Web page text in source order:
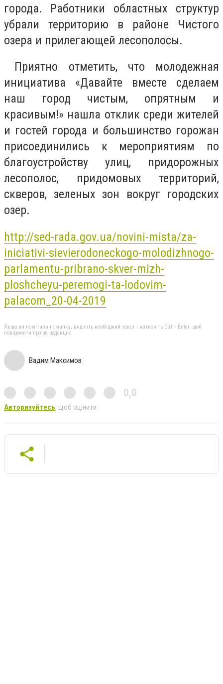
города. Работники областных структур
убрали территорию в районе Чистого
озера и прилегающей лесополосы.
Приятно отметить, что молодежная
инициатива «Давайте вместе сделаем
наш город чистым, опрятным и
красивым!» нашла отклик среди жителей
и гостей города и большинство горожан
присоединились к мероприятиям по
благоустройству улиц, придорожных
лесополос, придомовых территорий,
скверов, зеленых зон вокруг городских
озер.
http://sed-rada.gov.ua/novini-mista/za-
iniciativi-sievierodoneckogo-molodizhnogo-
parlamentu-pribrano-skver-mizh-
ploshcheyu-peremogi-ta-lodovim-
palacom_20-04-2019
Якщо ви помітили помилку, виділіть необхідний текст і натисніть Ctrl + Enter, щоб
повідомити про це редакцію
Вадим Максимов
0,0
Авторизуйтесь, щоб оцінити